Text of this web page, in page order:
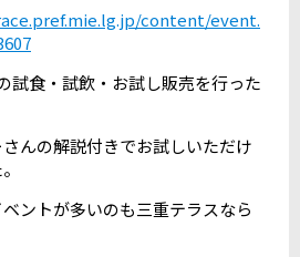
content/event.
試食・試飲・お試し販売を行った
んの解説付きでお試しいただけ
ントが多いのも三重テラスなら